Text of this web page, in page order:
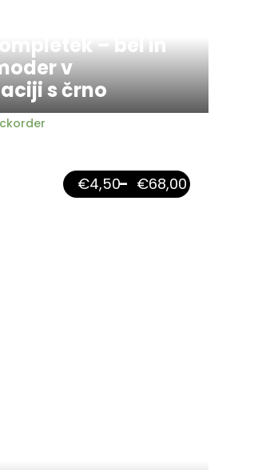
– bel in
v
s črno
€4,50– €68,00